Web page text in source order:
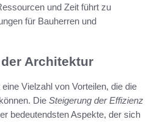
und Zeit führt zu
für Bauherren und
Architektur
Vielzahl von Vorteilen, die die
Die Steigerung der Effizienz
bedeutendsten Aspekte, der sich